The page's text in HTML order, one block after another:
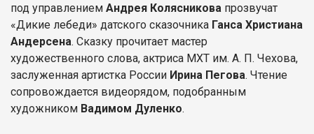
под управлением Андрея Колясникова прозвучат
«Дикие лебеди» датского сказочника Ганса Христиана
Андерсена. Сказку прочитает мастер
художественного слова, актриса МХТ им. А. П. Чехова,
заслуженная артистка России Ирина Пегова. Чтение
сопровождается видеорядом, подобранным
художником Вадимом Дуленко.